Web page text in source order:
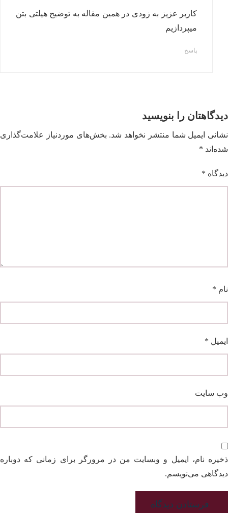
کاربر عزیز به زودی در همین مقاله به توضیح هیلتی بتن
میپردازیم
پاسخ
دیدگاهتان را بنویسید
نشانی ایمیل شما منتشر نخواهد شد. بخش‌های موردنیاز علامت‌گذاری
شده‌اند *
دیدگاه *
نام *
ایمیل *
وب‌ سایت
ذخیره نام، ایمیل و وبسایت من در مرورگر برای زمانی که دوباره
دیدگاهی می‌نویسم.